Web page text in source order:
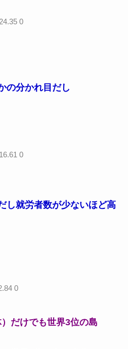
0
の分かれ目だし
0
し就労者数が少ないほど高
0
だけでも世界3位の島